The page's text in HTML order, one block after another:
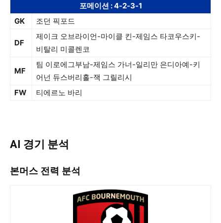
포메이션 : 4-2-3-1
GK
조던 픽포드
DF
제이크 오브라이언-마이클 킨-제임스 타코우스키-
비탈리 미콜렌코
MF
팀 이로에그부남-제임스 가너-일리만 은디아예-키
어넌 듀스버리홀-잭 그릴리시
FW
티에르노 바리
AI 경기 분석
본머스 전력 분석